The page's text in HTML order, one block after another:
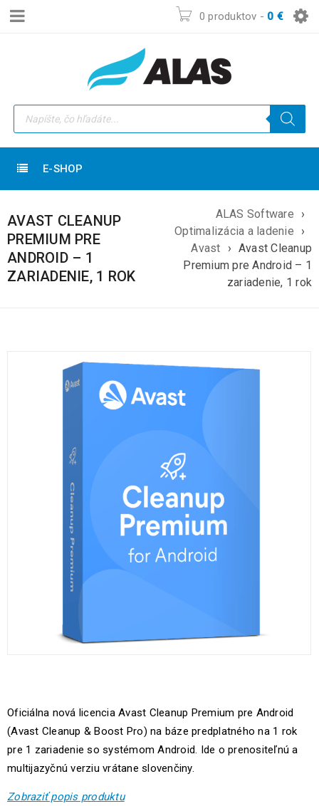
0 produktov - 0 €
E-SHOP
AVAST CLEANUP
PREMIUM PRE
ANDROID – 1
ZARIADENIE, 1 ROK
ALAS Software
›
Optimalizácia a ladenie
›
Avast
› Avast Cleanup
Premium pre Android – 1
zariadenie, 1 rok
Oficiálna nová licencia Avast Cleanup Premium pre Android
(Avast Cleanup & Boost Pro) na báze predplatného na 1 rok
pre 1 zariadenie so systémom Android. Ide o prenositeľnú a
multijazyčnú verziu vrátane slovenčiny.
Zobraziť popis produktu